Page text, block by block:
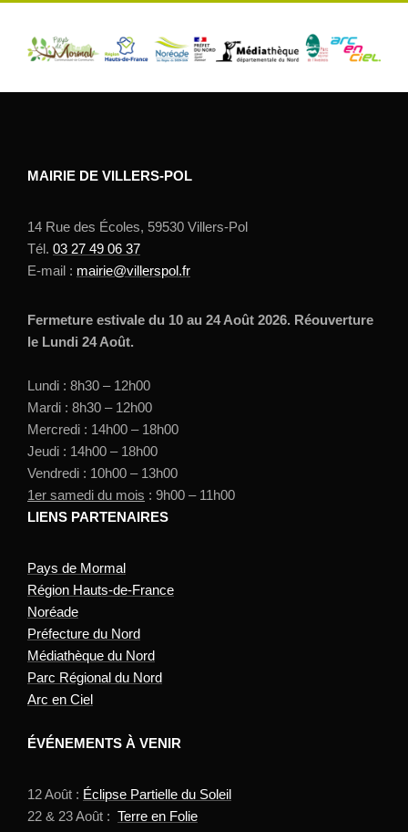
MAIRIE DE VILLERS-POL
14 Rue des Écoles, 59530 Villers-Pol
Tél. 03 27 49 06 37
E-mail : mairie@villerspol.fr
Fermeture estivale du 10 au 24 Août 2026. Réouverture
le Lundi 24 Août.
Lundi : 8h30 – 12h00
Mardi : 8h30 – 12h00
Mercredi : 14h00 – 18h00
Jeudi : 14h00 – 18h00
Vendredi : 10h00 – 13h00
1er samedi du mois : 9h00 – 11h00
LIENS PARTENAIRES
Pays de Mormal
Région Hauts-de-France
Noréade
Préfecture du Nord
Médiathèque du Nord
Parc Régional du Nord
Arc en Ciel
ÉVÉNEMENTS À VENIR
12 Août : Éclipse Partielle du Soleil
22 & 23 Août : Terre en Folie